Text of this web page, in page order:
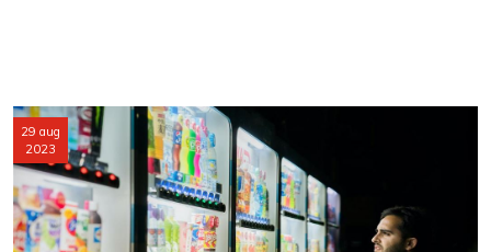
29 aug
2023